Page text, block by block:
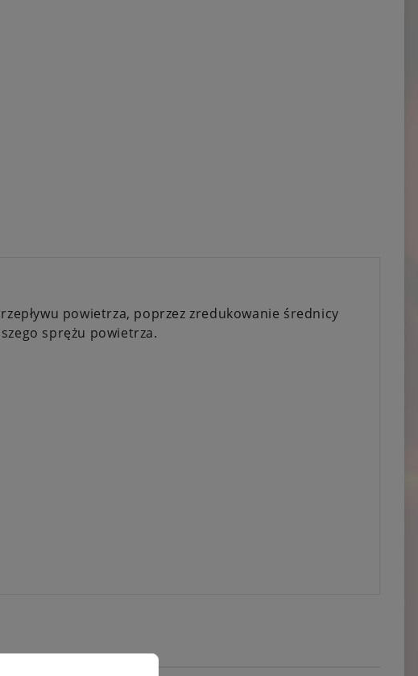
powietrza, poprzez zredukowanie średnicy
sprężu powietrza.